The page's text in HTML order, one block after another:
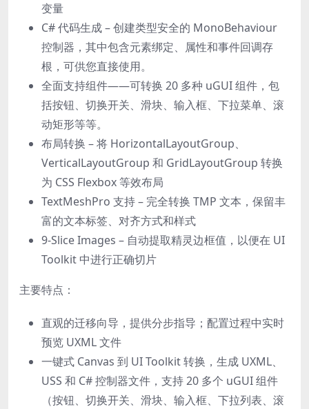
变量
C# 代码生成 – 创建类型安全的 MonoBehaviour
控制器，其中包含元素绑定、属性和事件回调存
根，可供您直接使用。
全面支持组件——可转换 20 多种 uGUI 组件，包
括按钮、切换开关、滑块、输入框、下拉菜单、滚
动矩形等等。
布局转换 – 将 Horizo​​ntalLayoutGroup、
VerticalLayoutGroup 和 GridLayoutGroup 转换
为 CSS Flexbox 等效布局
TextMeshPro 支持 – 完全转换 TMP 文本，保留丰
富的文本标签、对齐方式和样式
9-Slice Images – 自动提取精灵边框值，以便在 UI
Toolkit 中进行正确切片
主要特点：
直观的迁移向导，提供分步指导；配置过程中实时
预览 UXML 文件
一键式 Canvas 到 UI Toolkit 转换，生成 UXML、
USS 和 C# 控制器文件，支持 20 多个 uGUI 组件
（按钮、切换开关、滑块、输入框、下拉列表、滚